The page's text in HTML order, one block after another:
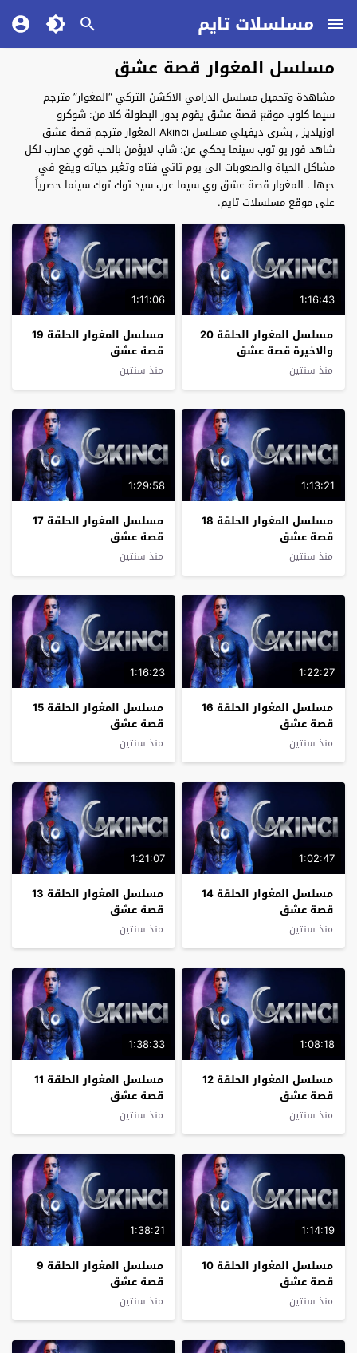
مسلسلات تايم
مسلسل المغوار قصة عشق
مشاهدة وتحميل مسلسل الدرامي الاكشن التركي “المغوار” مترجم
سيما كلوب موقع قصة عشق يقوم بدور البطولة كلا من: شوكرو
اوزيلديز , بشرى ديفيلي مسلسل Akıncı المغوار مترجم قصة عشق
شاهد فور يو توب سينما يحكي عن: شاب لايؤمن بالحب قوي محارب لكل
مشاكل الحياة والصعوبات الى يوم تاتي فتاه وتغير حياته ويقع في
حبها . المغوار قصة عشق وي سيما عرب سيد توك توك سينما حصرياً
على موقع مسلسلات تايم.
1:16:43
مسلسل المغوار الحلقة 20
والاخيرة قصة عشق
منذ سنتين
1:11:06
مسلسل المغوار الحلقة 19
قصة عشق
منذ سنتين
1:13:21
مسلسل المغوار الحلقة 18
قصة عشق
منذ سنتين
1:29:58
مسلسل المغوار الحلقة 17
قصة عشق
منذ سنتين
1:22:27
مسلسل المغوار الحلقة 16
قصة عشق
منذ سنتين
1:16:23
مسلسل المغوار الحلقة 15
قصة عشق
منذ سنتين
1:02:47
مسلسل المغوار الحلقة 14
قصة عشق
منذ سنتين
1:21:07
مسلسل المغوار الحلقة 13
قصة عشق
منذ سنتين
1:08:18
مسلسل المغوار الحلقة 12
قصة عشق
منذ سنتين
1:38:33
مسلسل المغوار الحلقة 11
قصة عشق
منذ سنتين
1:14:19
مسلسل المغوار الحلقة 10
قصة عشق
منذ سنتين
1:38:21
مسلسل المغوار الحلقة 9
قصة عشق
منذ سنتين